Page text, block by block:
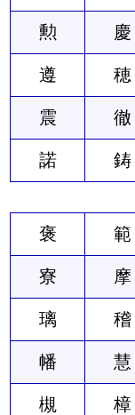
勲 慶
遵 穂
震 徹
諾 鋳
褒 範
寮 摩
璃 稽
幡 慧
槻 樟